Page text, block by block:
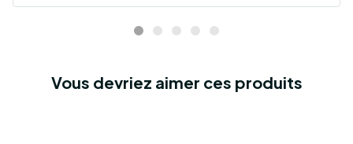
Vous devriez aimer ces produits